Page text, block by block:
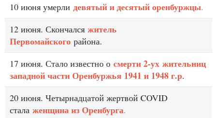
10 июня умерли девятый и десятый оренбуржцы.
12 июня. Скончался житель
Первомайского района.
17 июня. Стало известно о смерти 2-ух жительниц
западной части Оренбуржья 1941 и 1948 г.р.
20 июня. Четырнадцатой жертвой COVID
стала женщина из Оренбурга.